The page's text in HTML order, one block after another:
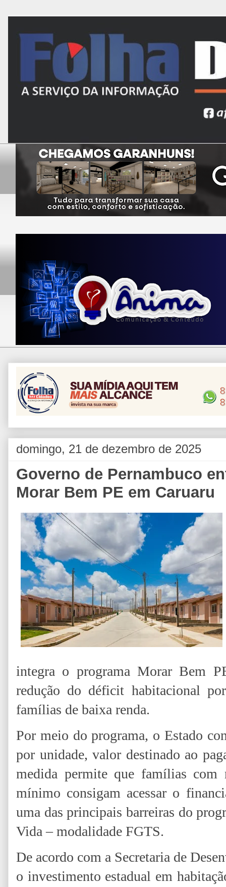
domingo, 21 de dezembro de 2025
Governo de Pernambuco
Morar Bem PE em Caruaru
integra o programa Morar Bem
redução do déficit habitacional
famílias de baixa renda.
Por meio do programa, o Estado
por unidade, valor destinado ao
medida permite que famílias com
mínimo consigam acessar o
uma das principais barreiras do
Vida – modalidade FGTS.
De acordo com a Secretaria de
o investimento estadual em